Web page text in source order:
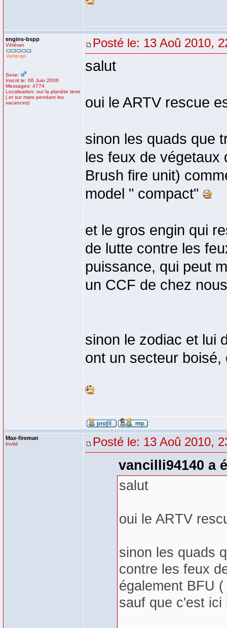
engins-bspp
Vétéran
Sexe:
Inscrit le: 06 Juin 2006
Messages: 4774
Localisation: sur la planète terre
( et sur mars pendant les
vacances)
Posté le: 13 Aoû 2010,
salut
oui le ARTV rescue
sinon les quads que
les feux de végetaux
Brush fire unit)
model " compact"
et le gros engin qui
de lutte contre les
puissance, qui peut
un CCF de chez
sinon le zodiac et lui
ont un secteur
Max-fireman
Invité Posté le: 13 Aoû 2010,
vancilli94140 a
salut
oui le ARTV
sinon les quads
contre les feux
également BFU
sauf que c'est